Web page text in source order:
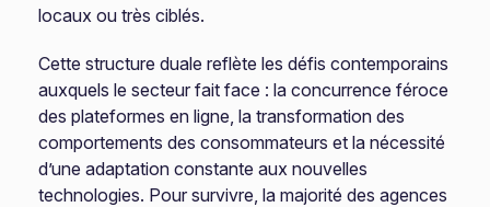
locaux ou très ciblés.
Cette structure duale reflète les défis contemporains
auxquels le secteur fait face : la concurrence féroce
des plateformes en ligne, la transformation des
comportements des consommateurs et la nécessité
d’une adaptation constante aux nouvelles
technologies. Pour survivre, la majorité des agences